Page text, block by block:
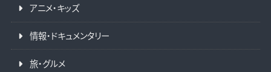
アニメ・キッズ
情報・ドキュメンタリー
旅・グルメ